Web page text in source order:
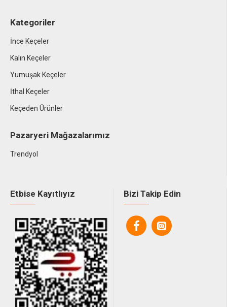
Kategoriler
İnce Keçeler
Kalın Keçeler
Yumuşak Keçeler
İthal Keçeler
Keçeden Ürünler
Pazaryeri Mağazalarımız
Trendyol
Etbise Kayıtlıyız Bizi Takip Edin